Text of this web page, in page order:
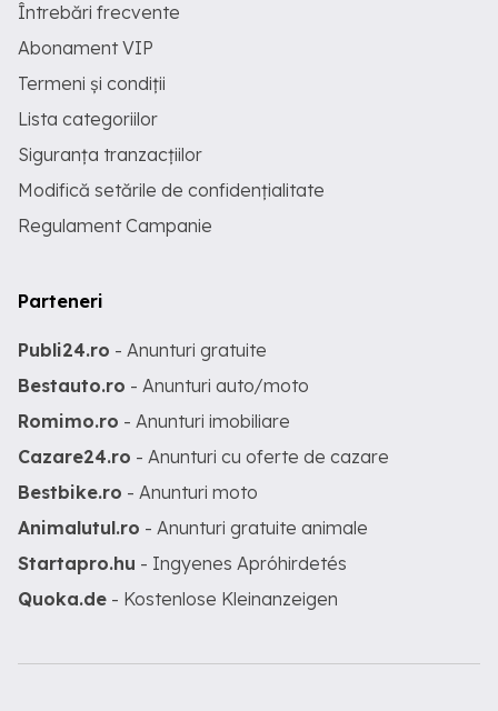
Întrebări frecvente
Abonament VIP
Termeni și condiții
Lista categoriilor
Siguranța tranzacțiilor
Modifică setările de confidențialitate
Regulament Campanie
Parteneri
Publi24.ro - Anunturi gratuite
Bestauto.ro - Anunturi auto/moto
Romimo.ro - Anunturi imobiliare
Cazare24.ro - Anunturi cu oferte de cazare
Bestbike.ro - Anunturi moto
Animalutul.ro - Anunturi gratuite animale
Startapro.hu - Ingyenes Apróhirdetés
Quoka.de - Kostenlose Kleinanzeigen